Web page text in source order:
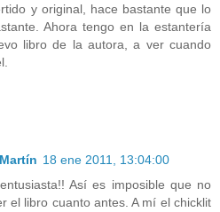
y original, hace bastante que lo
Ahora tengo en la estantería
libro de la autora, a ver cuando
18 ene 2011, 13:04:00
Así es imposible que no
el libro cuanto antes. A mí el chicklit